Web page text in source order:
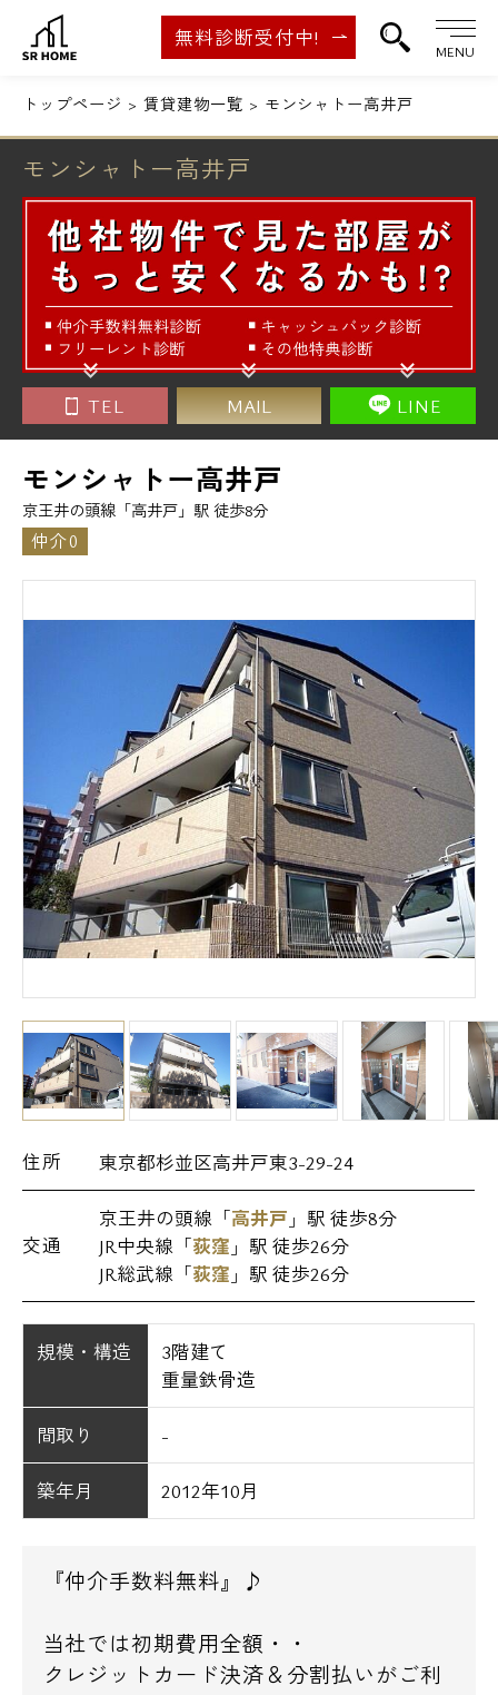
無料診断受付中!
MENU
トップページ 賃貸建物一覧 モンシャトー高井戸
モンシャトー高井戸
TEL MAIL LINE
モンシャトー高井戸
京王井の頭線「高井戸」駅 徒歩8分
仲介0
住所 東京都杉並区高井戸東3-29-24
交通
京王井の頭線「高井戸 」駅 徒歩8分
JR中央線「荻窪 」駅 徒歩26分
JR総武線「荻窪 」駅 徒歩26分
規模・構造
3階建て
重量鉄骨造
間取り -
築年月 2012年10月
『仲介手数料無料』♪
当社では初期費用全額・・
クレジットカード決済＆分割払いがご利